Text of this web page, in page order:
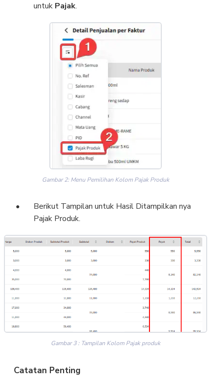
untuk Pajak.
Gambar 2: Menu Pemilihan Kolom Pajak Produk
Berikut Tampilan untuk Hasil Ditampilkan nya
Pajak Produk.
Gambar 3 : Tampilan Kolom Pajak produk
Catatan Penting